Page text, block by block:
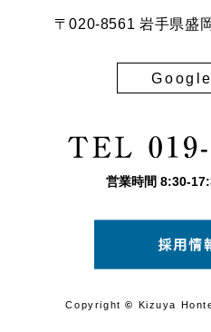
〒020-8561 岩手県盛
営業時間 8:30-
Copyright© Kizuya